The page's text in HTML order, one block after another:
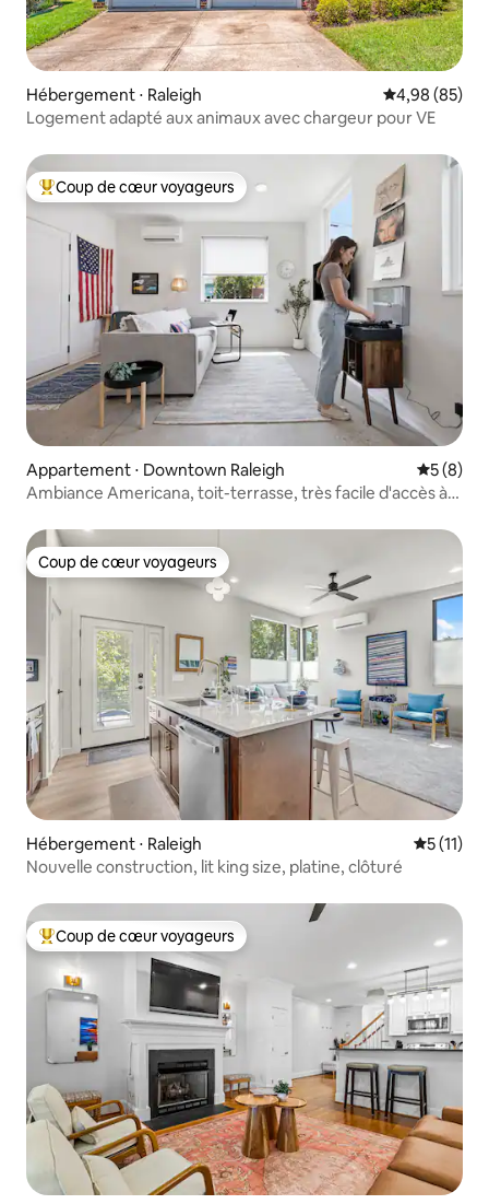
Hébergement ⋅ Raleigh Évaluation
4,98 (85)
Logement adapté aux animaux avec chargeur pour VE
Coups de cœur voyageurs les plus appréciés
Coup de cœur voyageurs
Appartement ⋅ Downtown Raleigh
5 (8)
Ambiance Americana, toit-terrasse, très facile d'accès à
Coup de cœur voyageurs
Coup de cœur voyageurs
Hébergement ⋅ Raleigh
5 (11)
Nouvelle construction, lit king size, platine, clôturé
Coups de cœur voyageurs les plus appréciés
Coup de cœur voyageurs